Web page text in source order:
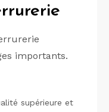
importants.
supérieure et